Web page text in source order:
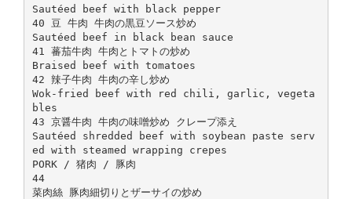
Sautéed beef with black pepper
40 豆 牛肉 牛肉の黒豆ソース炒め
Sautéed beef in black bean sauce
41 蕃茄牛肉 牛肉とトマトの炒め
Braised beef with tomatoes
42 辣子牛肉 牛肉の辛し炒め
Wok-fried beef with red chili, garlic, vegeta
bles
43 京醤牛肉 牛肉の味噌炒め クレープ添え
Sautéed shredded beef with soybean paste serv
ed with steamed wrapping crepes
PORK / 猪肉 / 豚肉
44
菜肉絲 豚肉細切りとザーサイの炒め